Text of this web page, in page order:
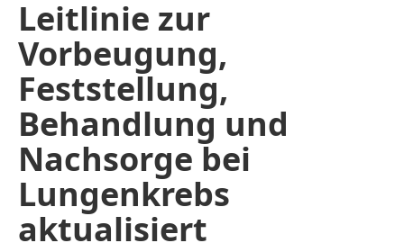
Leitlinie zur
Vorbeugung,
Feststellung,
Behandlung und
Nachsorge bei
Lungenkrebs
aktualisiert